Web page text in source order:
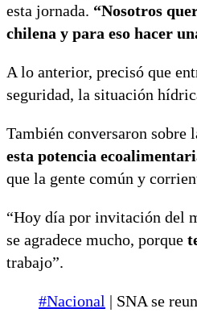
esta jornada. “Nosotros
chilena y para eso hacer
A lo anterior, precisó que
seguridad, la situación
También conversaron sobre
esta potencia
que la gente común y
“Hoy día por invitación del
se agradece mucho, porque
trabajo”.
#Nacional | SNA se